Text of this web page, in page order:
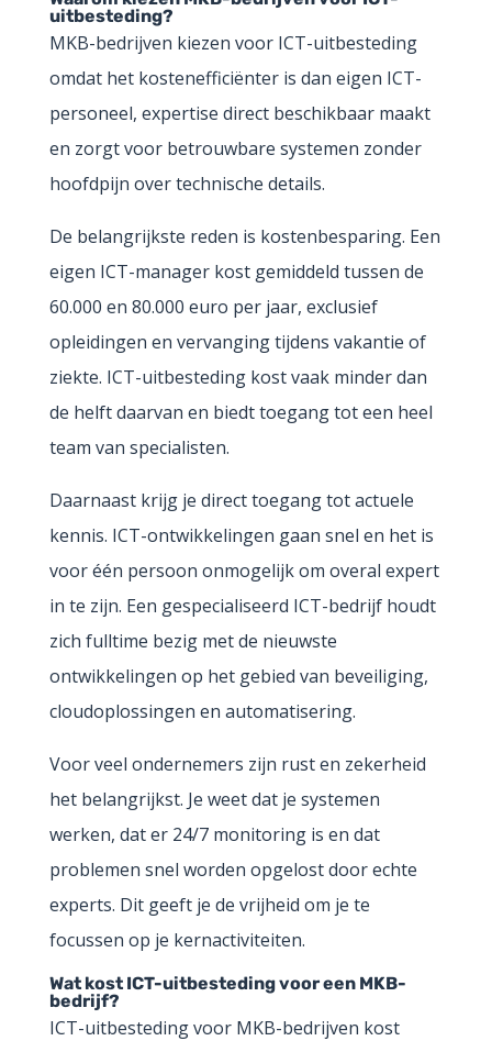
uitbesteding?
MKB-bedrijven kiezen voor ICT-uitbesteding
omdat het kostenefficiënter is dan eigen ICT-
personeel, expertise direct beschikbaar maakt
en zorgt voor betrouwbare systemen zonder
hoofdpijn over technische details.
De belangrijkste reden is kostenbesparing. Een
eigen ICT-manager kost gemiddeld tussen de
60.000 en 80.000 euro per jaar, exclusief
opleidingen en vervanging tijdens vakantie of
ziekte. ICT-uitbesteding kost vaak minder dan
de helft daarvan en biedt toegang tot een heel
team van specialisten.
Daarnaast krijg je direct toegang tot actuele
kennis. ICT-ontwikkelingen gaan snel en het is
voor één persoon onmogelijk om overal expert
in te zijn. Een gespecialiseerd ICT-bedrijf houdt
zich fulltime bezig met de nieuwste
ontwikkelingen op het gebied van beveiliging,
cloudoplossingen en automatisering.
Voor veel ondernemers zijn rust en zekerheid
het belangrijkst. Je weet dat je systemen
werken, dat er 24/7 monitoring is en dat
problemen snel worden opgelost door echte
experts. Dit geeft je de vrijheid om je te
focussen op je kernactiviteiten.
Wat kost ICT-uitbesteding voor een MKB-
bedrijf?
ICT-uitbesteding voor MKB-bedrijven kost